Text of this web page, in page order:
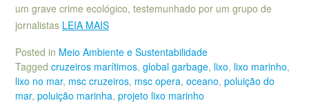
um grave crime ecológico, testemunhado por um grupo de
jornalistas LEIA MAIS
Posted in Meio Ambiente e Sustentabilidade
Tagged cruzeiros marítimos, global garbage, lixo, lixo marinho,
lixo no mar, msc cruzeiros, msc opera, oceano, poluição do
mar, poluição marinha, projeto lixo marinho